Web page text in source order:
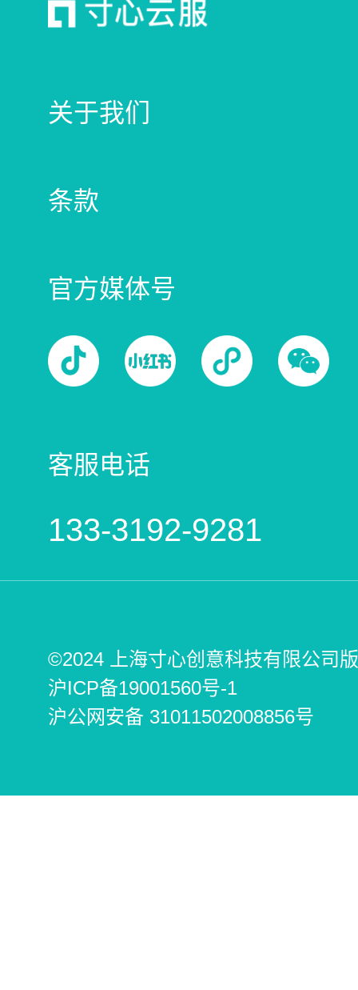
关于我们
条款
官方媒体号
客服电话
133-3192-9281
©2024 上海寸心创意科技有限公司
沪ICP备19001560号-1
沪公网安备 31011502008856号